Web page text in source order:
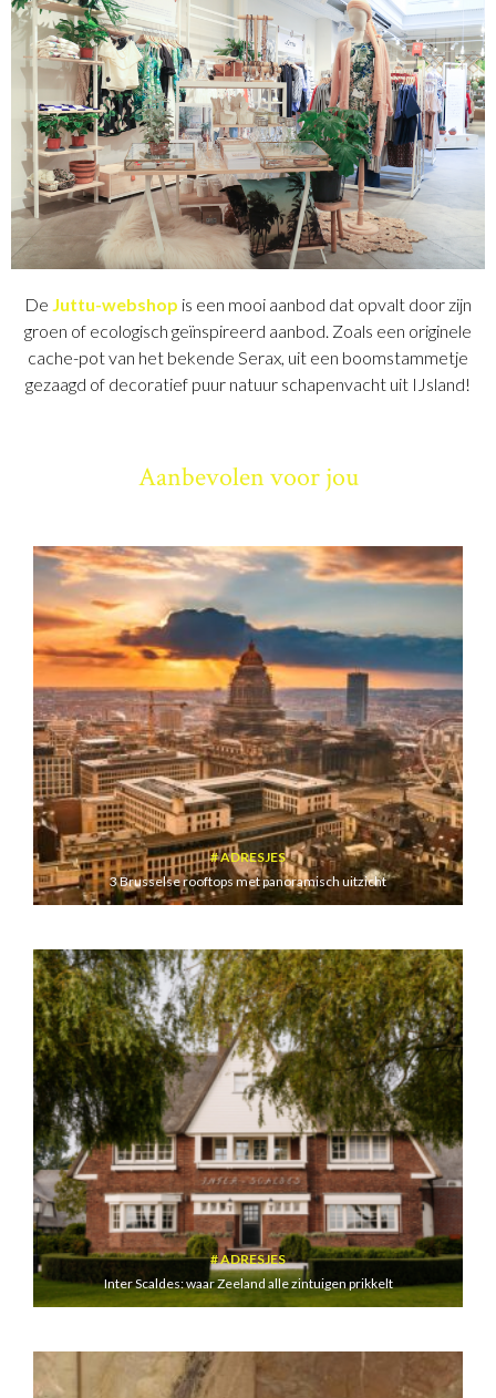
De Juttu-webshop is een mooi aanbod dat opvalt door zijn
groen of ecologisch geïnspireerd aanbod. Zoals een originele
cache-pot van het bekende Serax, uit een boomstammetje
gezaagd of decoratief puur natuur schapenvacht uit IJsland!
Aanbevolen voor jou
ADRESJES
3 Brusselse rooftops met panoramisch uitzicht
ADRESJES
Inter Scaldes: waar Zeeland alle zintuigen prikkelt